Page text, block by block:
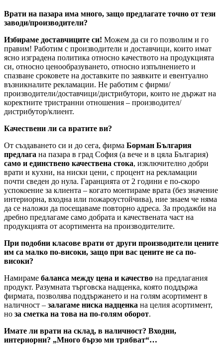
Врати на пазара има много, защо предлагате точно от тези
заводи/производители?
Избираме доставчиците си! Можем да си го позволим и го
правим! Работим с производители и доставчици, които имат
ясно изградена политика относно качеството на продукцията
си, относно ценообразуването, относно изпълнението и
спазване сроковете на доставките по заявките и евентуално
възникналите рекламации. Не работим с фирми/
производители/доставчици/дистрибутори, които не държат на
коректните тристранни отношения – производител/
дистрибутор/клиент.
Качествени ли са вратите ви?
От създаването си и до сега, фирма Борман България
предлага на пазара в град София (а вече и в цяла България)
само и единствено качествена стока, изключително добри
врати и кухни, на ниски цени, с процент на рекламации
почти сведен до нула. Гаранцията от 2 години е по-скоро
успокоение за клиента – когато монтираме врата (без значение
интериорна, входна или пожароустойчива), ние знаем че няма
да се наложи да посещаваме повторно адреса. За продажби на
дребно предлагаме само добрата и качествената част на
продукцията от асортимента на производителите.
При подобни класове врати от други производители цените
им са малко по-високи, защо при вас цените не са по-
високи?
Намираме баланса между цена и качество на предлагания
продукт. Разумната търговска надценка, която поддържа
фирмата, позволява поддържането и на голям асортимент в
наличност – залагаме ниска надценка на целия асортимент,
но за сметка на това на по-голям оборот.
Имате ли врати на склад, в наличност? Входни,
интериорни? „Много бързо ми трябват“…